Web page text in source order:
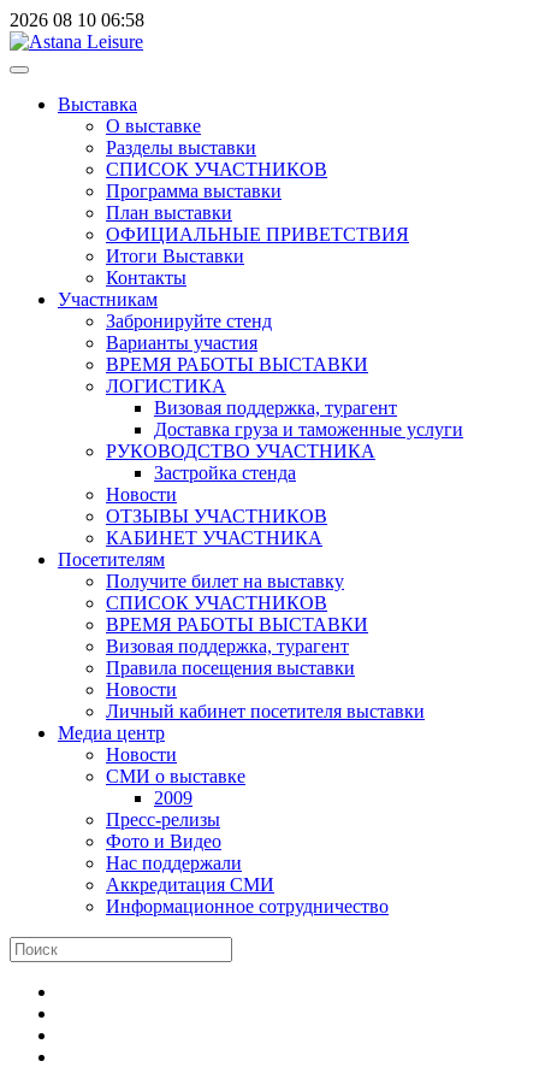
2026 08 10 06:58
Выставка
О выставке
Разделы выставки
СПИСОК УЧАСТНИКОВ
Программа выставки
План выставки
ОФИЦИАЛЬНЫЕ ПРИВЕТСТВИЯ
Итоги Выставки
Контакты
Участникам
Забронируйте стенд
Варианты участия
ВРЕМЯ РАБОТЫ ВЫСТАВКИ
ЛОГИСТИКА
Визовая поддержка, турагент
Доставка груза и таможенные услуги
РУКОВОДСТВО УЧАСТНИКА
Застройка стенда
Новости
ОТЗЫВЫ УЧАСТНИКОВ
КАБИНЕТ УЧАСТНИКА
Посетителям
Получите билет на выставку
СПИСОК УЧАСТНИКОВ
ВРЕМЯ РАБОТЫ ВЫСТАВКИ
Визовая поддержка, турагент
Правила посещения выставки
Новости
Личный кабинет посетителя выставки
Медиа центр
Новости
СМИ о выставке
2009
Пресс-релизы
Фото и Видео
Нас поддержали
Аккредитация СМИ
Информационное сотрудничество